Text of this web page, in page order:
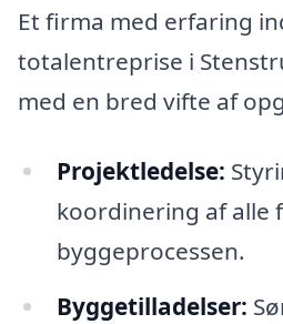
Et firma med erfaring
totalentreprise i
med en bred vifte af
Projektledelse:
koordinering af alle
byggeprocessen.
Byggetilladelser: